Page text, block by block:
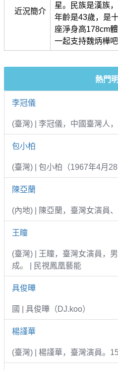
近況簡介
星。民族是漢族
年齡是43歲，是
座淨身高178cm
一起支持魏炳樺吧
熱門
李冠儀
(臺灣) | 李冠儀，中國臺灣人
包小柏
(臺灣) | 包小柏（1967年4月28
陳亞蘭
(內地) | 陳亞蘭，臺灣女演員
王瞳
(臺灣) | 王瞳，臺灣女演員，
成。 | 民視鳳凰藝能
具俊曄
國 | 具俊曄（DJ.koo）
楊謹華
(臺灣) | 楊謹華，臺灣演員。